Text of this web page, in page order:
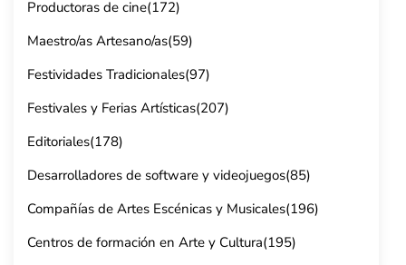
Productoras de cine(172)
Maestro/as Artesano/as(59)
Festividades Tradicionales(97)
Festivales y Ferias Artísticas(207)
Editoriales(178)
Desarrolladores de software y videojuegos(85)
Compañías de Artes Escénicas y Musicales(196)
Centros de formación en Arte y Cultura(195)